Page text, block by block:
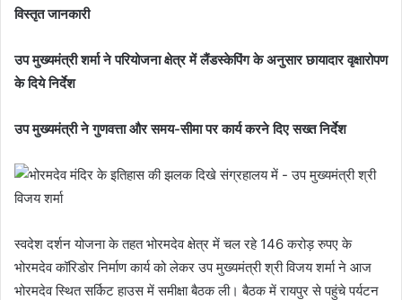
विस्तृत जानकारी
उप मुख्यमंत्री शर्मा ने परियोजना क्षेत्र में लैंडस्केपिंग के अनुसार छायादार वृक्षारोपण
के दिये निर्देश
उप मुख्यमंत्री ने गुणवत्ता और समय-सीमा पर कार्य करने दिए सख्त निर्देश
स्वदेश दर्शन योजना के तहत भोरमदेव क्षेत्र में चल रहे 146 करोड़ रुपए के
भोरमदेव कॉरिडोर निर्माण कार्य को लेकर उप मुख्यमंत्री श्री विजय शर्मा ने आज
भोरमदेव स्थित सर्किट हाउस में समीक्षा बैठक ली। बैठक में रायपुर से पहुंचे पर्यटन